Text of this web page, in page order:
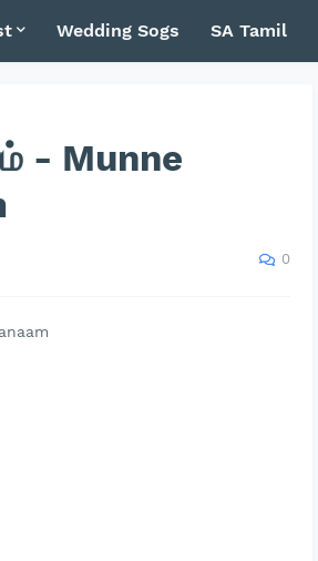
Wedding Sogs SA Tamil
- Munne
0